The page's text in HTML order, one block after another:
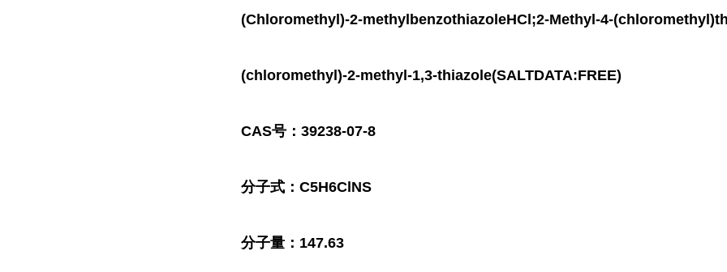
(Chloromethyl)-2-methylbenzothiazoleHCl;2-Methyl-4-
(chloromethyl)-2-methyl-1,3-thiazole(SALTDATA:FREE)
CAS号：39238-07-8
分子式：C5H6ClNS
分子量：147.63